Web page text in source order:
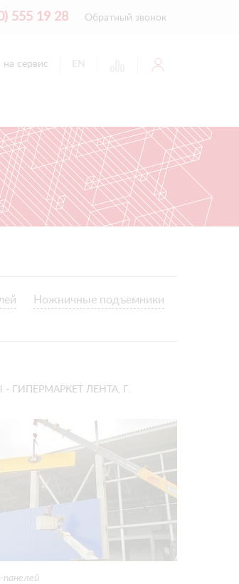
555 19 28 Обратный звонок
на сервис EN
Ножничные подъемники
ГИПЕРМАРКЕТ ЛЕНТА, Г.